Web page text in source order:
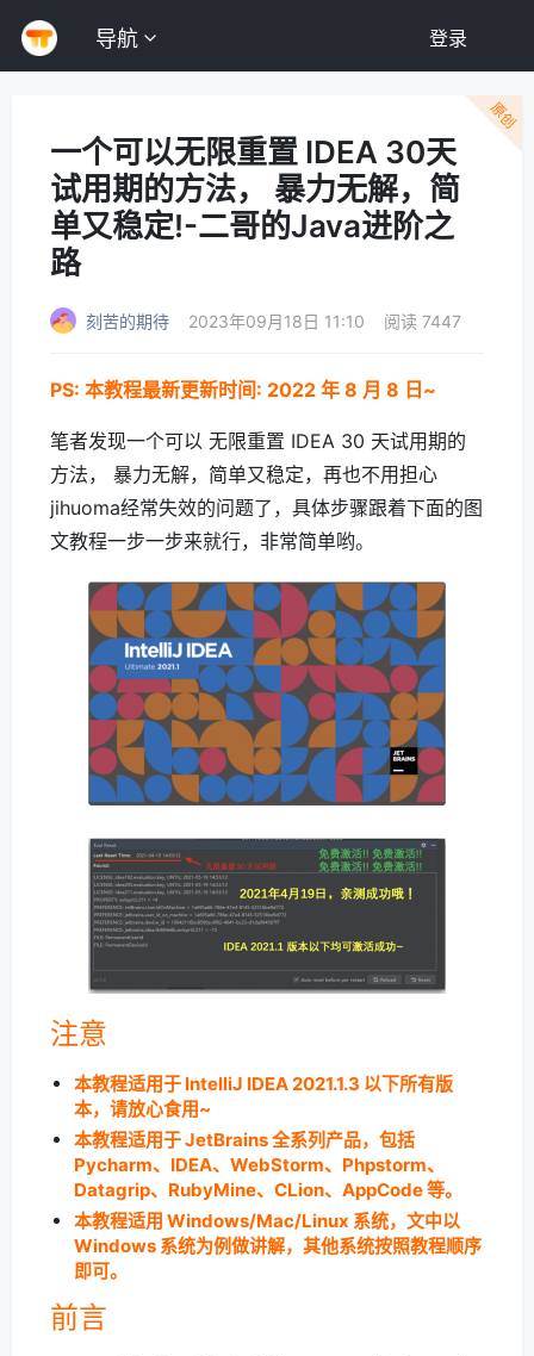
导航 登录
原创
一个可以无限重置 IDEA 30天
试用期的方法， 暴力无解，简
单又稳定!-二哥的Java进阶之
路
刻苦的期待 2023年09月18日 11:10 阅读 7447
PS: 本教程最新更新时间: 2022 年 8 月 8 日~
笔者发现一个可以 无限重置 IDEA 30 天试用期的
方法， 暴力无解，简单又稳定，再也不用担心
jihuoma经常失效的问题了，具体步骤跟着下面的图
文教程一步一步来就行，非常简单哟。
注意
本教程适用于 IntelliJ IDEA 2021.1.3 以下所有版
本，请放心食用~
本教程适用于 JetBrains 全系列产品，包括
Pycharm、IDEA、WebStorm、Phpstorm、
Datagrip、RubyMine、CLion、AppCode 等。
本教程适用 Windows/Mac/Linux 系统，文中以
Windows 系统为例做讲解，其他系统按照教程顺序
即可。
前言